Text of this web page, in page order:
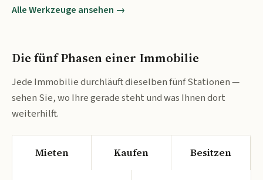
Alle Werkzeuge ansehen →
Die fünf Phasen einer Immobilie
Jede Immobilie durchläuft dieselben fünf Stationen —
sehen Sie, wo Ihre gerade steht und was Ihnen dort
weiterhilft.
Mieten Kaufen Besitzen